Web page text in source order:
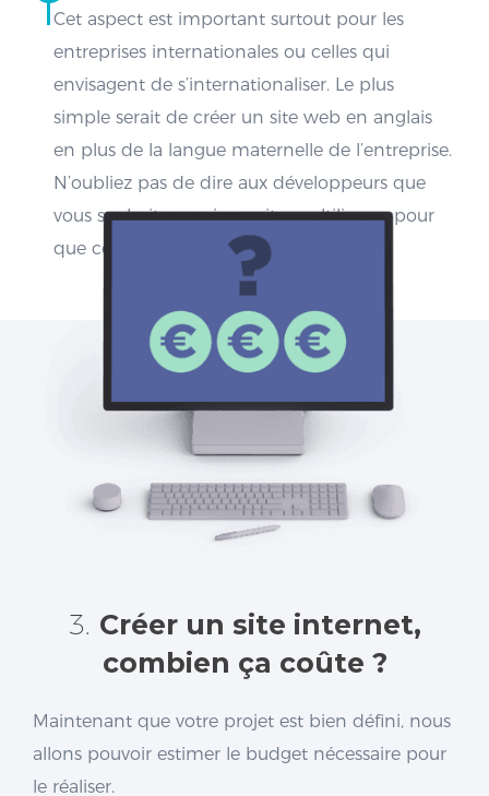
Cet aspect est important surtout pour les
entreprises internationales ou celles qui
envisagent de s’internationaliser. Le plus
simple serait de créer un site web en anglais
en plus de la langue maternelle de l’entreprise.
N’oubliez pas de dire aux développeurs que
vous souhaitez avoir un site multilingue pour
que celui-ci puisse l’adapter.
3. Créer un site internet,
combien ça coûte ?
Maintenant que votre projet est bien défini, nous
allons pouvoir estimer le budget nécessaire pour
le réaliser.